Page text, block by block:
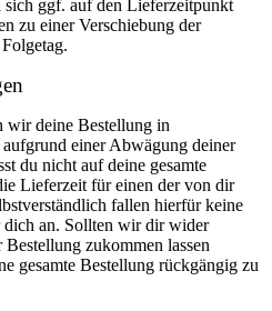
ggf. auf den Lieferzeitpunkt
zu einer Verschiebung der
wir deine Bestellung in
einer Abwägung deiner
du nicht auf deine gesamte
Lieferzeit für einen der von dir
fallen hierfür keine
dich an. Sollten wir dir wider
zukommen lassen
gesamte Bestellung rückgängig zu